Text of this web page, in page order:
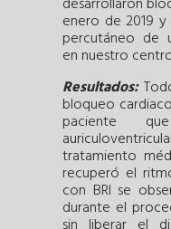
enero de 2019
percutáneo de
en nuestro
Resultados:
bloqueo
paciente
tratamiento
recuperó el
con BRI se
durante el